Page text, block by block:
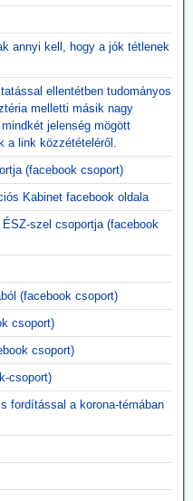
önként sorba álltak, hogy
A Moderna
bázisú
súlyos mellékhatást
nemrég közzétett, 3. szintű
kísérleti mRNS-alapú
mRNA-1010, a szokásos
hatszor gyakrabban okozott
miközben a tünetekkel járó,
számának abszolút
volt.
fordult.
annyi kell, hogy a jók tétlenek
ellentétben tudományos
melletti másik nagy
jelenség mögött
a link közzétételéről.
(facebook csoport)
Kabinet facebook oldala
szel csoportja (facebook
(facebook csoport)
csoport)
csoport)
csoport)
fordítással a korona-témában